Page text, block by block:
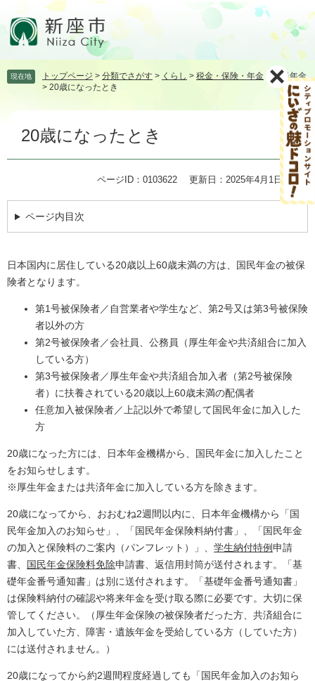
頭飛 現在地 トップページ > 分類でさがす > くらし > 税金・保険・年金 >国民年金
> 20歳になったとき
20歳になったとき
ページID：0103622 更新日：2025年4月1日更新
ページ内目次
日本国内に居住している20歳以上60歳未満の方は、国民年金の被保
険者となります。
第1号被保険者／自営業者や学生など、第2号又は第3号被保険
者以外の方
第2号被保険者／会社員、公務員（厚生年金や共済組合に加入
している方）
第3号被保険者／厚生年金や共済組合加入者（第2号被保険
者）に扶養されている20歳以上60歳未満の配偶者
任意加入被保険者／上記以外で希望して国民年金に加入した
方
20歳になった方には、日本年金機構から、国民年金に加入したこと
をお知らせします。
※厚生年金または共済年金に加入している方を除きます。
20歳になってから、おおむね2週間以内に、日本年金機構から「国
民年金加入のお知らせ」、「国民年金保険料納付書」、「国民年金
の加入と保険料のご案内（パンフレット）」、 学生納付特例申請
書、
国民年金保険料免除申請書、返信用封筒が送付されます。「基
礎年金番号通知書」は別に送付されます。「基礎年金番号通知書」
は保険料納付の確認や将来年金を受け取る際に必要です。大切に保
管してください。（厚生年金保険の被保険者だった方、共済組合に
加入していた方、障害・遺族年金を受給している方（していた方）
には送付されません。）
20歳になってから約2週間程度経過しても「国民年金加入のお知ら